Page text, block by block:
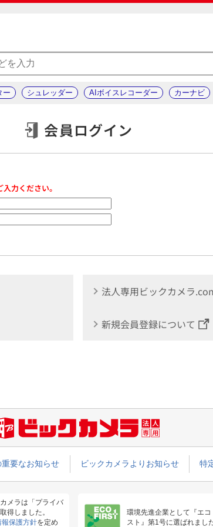
ー シュレッダー AIボイスレコーダー カーナビ
会員ログイン
力ください。
法人専用ビックカメラ
新規会員登録について
重要なお知らせ ビックカメラよりお知らせ 特
メラは「プライバ
得しました。
報保護方針を定め
環境先進企業として『エコ
スト』第1号に選ばれました